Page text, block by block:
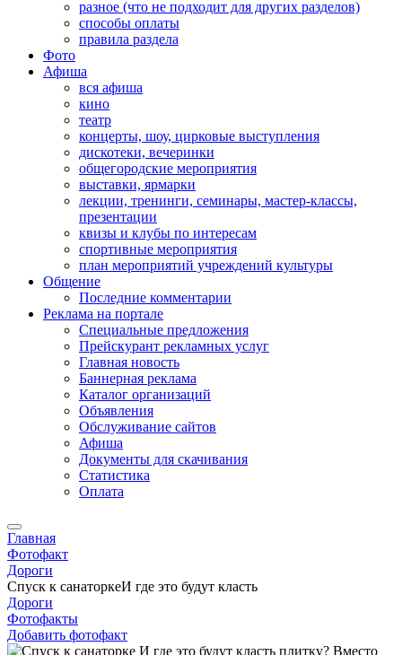
разное (что не подходит для других разделов)
способы оплаты
правила раздела
Фото
Афиша
вся афиша
кино
театр
концерты, шоу, цирковые выступления
дискотеки, вечеринки
общегородские мероприятия
выставки, ярмарки
лекции, тренинги, семинары, мастер-классы,
презентации
квизы и клубы по интересам
спортивные мероприятия
план мероприятий учреждений культуры
Общение
Последние комментарии
Реклама на портале
Специальные предложения
Прейскурант рекламных услуг
Главная новость
Баннерная реклама
Каталог организаций
Объявления
Обслуживание сайтов
Афиша
Документы для скачивания
Статистика
Оплата
Главная
Фотофакт
Дороги
Спуск к санаторкеИ где это будут класть
Дороги
Фотофакты
Добавить фотофакт